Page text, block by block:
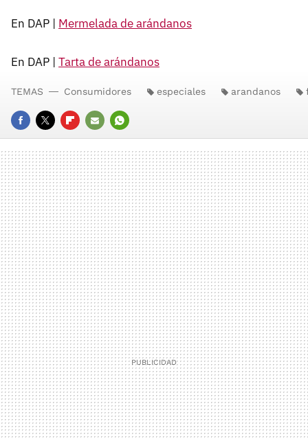
En DAP | Mermelada de arándanos
En DAP | Tarta de arándanos
FACEBOOK
TWITTERFLIPBOARD
E-
MAIL
WHATSAPP
TEMAS Consumidores especiales arandanos